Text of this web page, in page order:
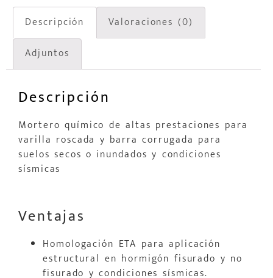
Descripción
Valoraciones (0)
Adjuntos
Descripción
Mortero químico de altas prestaciones para
varilla roscada y barra corrugada para
suelos secos o inundados y condiciones
sísmicas
Ventajas
Homologación ETA para aplicación
estructural en hormigón fisurado y no
fisurado y condiciones sísmicas.